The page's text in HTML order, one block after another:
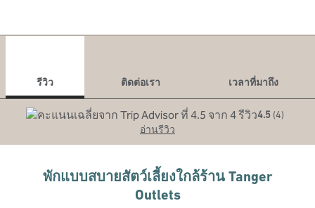
รีวิว ติดต่อเรา
เวลาที่มาถึง
4.5 (4)
อ่านรีวิว
พักแบบสบายสัตว์เลี้ยงใกล้ร้าน Tanger
Outlets